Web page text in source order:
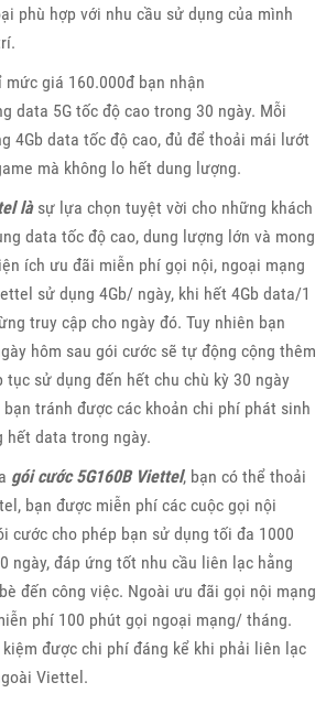
phù hợp với nhu cầu sử dụng của mình
giá 160.000đ bạn nhận
data 5G tốc độ cao trong 30 ngày. Mỗi
4Gb data tốc độ cao, đủ để thoải mái lướt
mà không lo hết dung lượng.
làsự lựa chọn tuyệt vời cho những khách
data tốc độ cao, dung lượng lớn và mong
ích ưu đãi miễn phí gọi nội, ngoại mạng
sử dụng 4Gb/ ngày, khi hết 4Gb data/1
truy cập cho ngày đó. Tuy nhiên bạn
hôm sau gói cước sẽ tự động cộng thêm
tục sử dụng đến hết chu chù kỳ 30 ngày
tránh được các khoản chi phí phát sinh
hết data trong ngày.
gói cước 5G160B Viettel, bạn có thể thoải
bạn được miễn phí các cuộc gọi nội
cước cho phép bạn sử dụng tối đa 1000
ngày, đáp ứng tốt nhu cầu liên lạc hằng
đến công việc. Ngoài ưu đãi gọi nội mạng
phí 100 phút gọi ngoại mạng/ tháng.
được chi phí đáng kể khi phải liên lạc
Viettel.